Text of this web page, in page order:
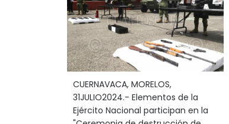
CUERNAVACA, MORELOS,
31JULIO2024.- Elementos de la
Ejército Nacional participan en la